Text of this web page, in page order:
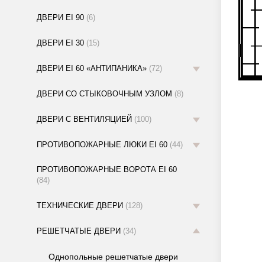
ДВЕРИ EI 90 (6)
ДВЕРИ EI 30 (15)
ДВЕРИ EI 60 «АНТИПАНИКА» (72)
ДВЕРИ СО СТЫКОВОЧНЫМ УЗЛОМ (8)
ДВЕРИ С ВЕНТИЛЯЦИЕЙ (100)
ПРОТИВОПОЖАРНЫЕ ЛЮКИ EI 60 (44)
ПРОТИВОПОЖАРНЫЕ ВОРОТА EI 60
(84)
ТЕХНИЧЕСКИЕ ДВЕРИ (128)
РЕШЕТЧАТЫЕ ДВЕРИ (34)
Однопольные решетчатые двери